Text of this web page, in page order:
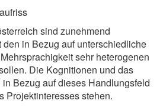
sind zunehmend
in Bezug auf unterschiedliche
sehr heterogenen
Die Kognitionen und das
Bezug auf dieses Handlungsfeld
Projektinteresses stehen.